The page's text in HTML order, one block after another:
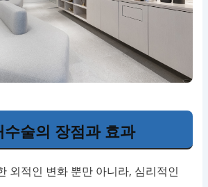
수술의 장점과 효과
외적인 변화 뿐만 아니라, 심리적인